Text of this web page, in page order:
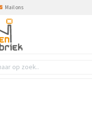
Mail ons